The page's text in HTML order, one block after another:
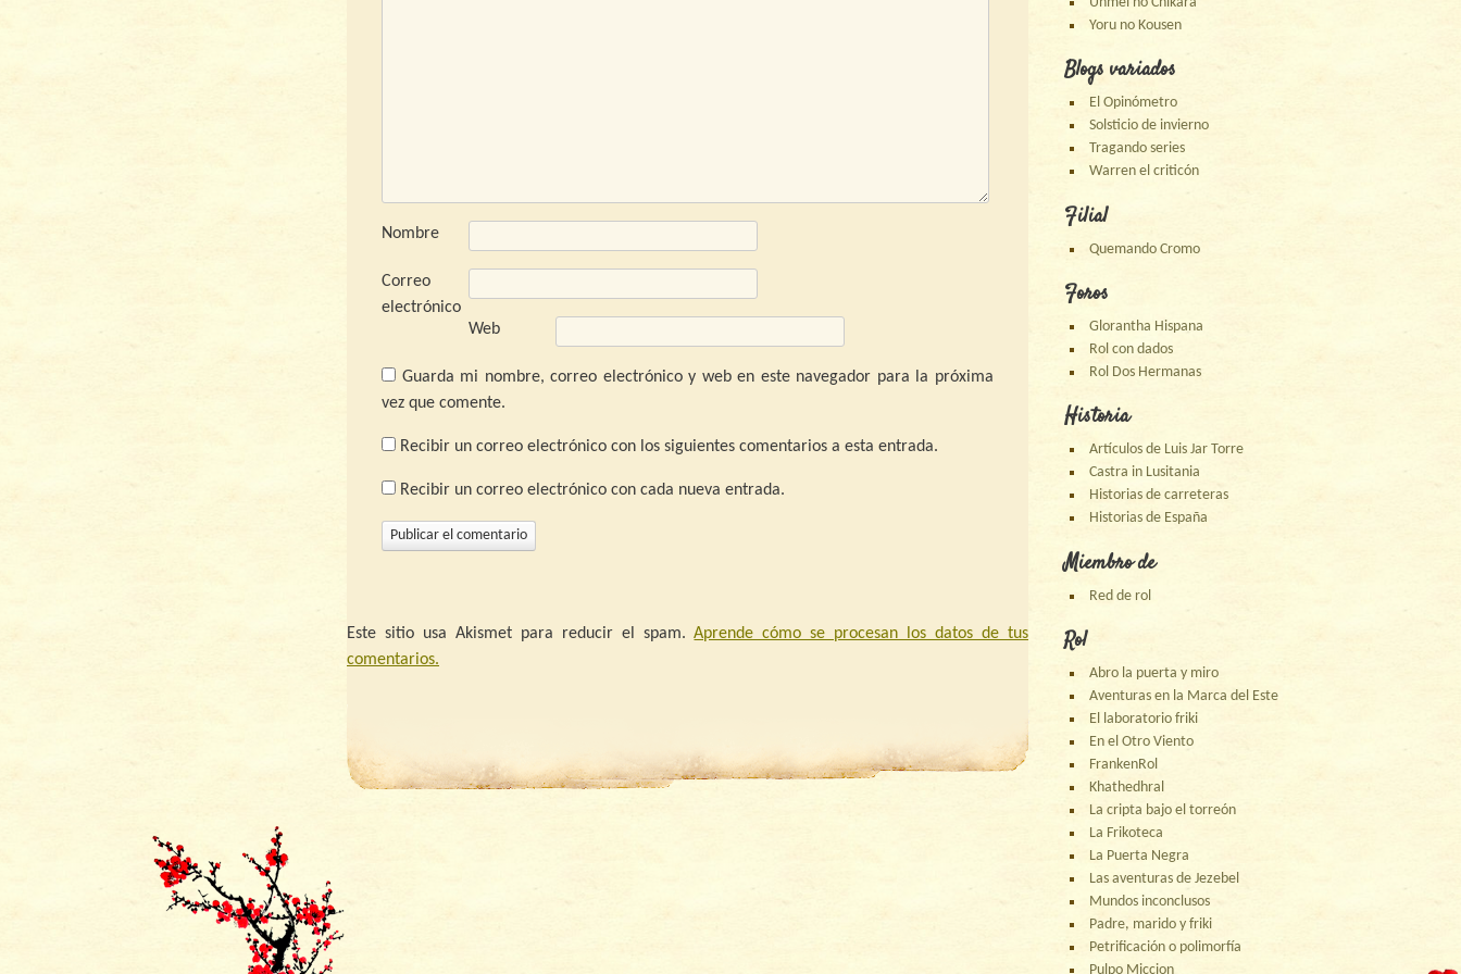
Nombre
Correo
electrónico
Web
Guarda mi nombre, correo electrónico y web en este navegador para la próxima
vez que comente.
Recibir un correo electrónico con los siguientes comentarios a esta entrada.
Recibir un correo electrónico con cada nueva entrada.
Este sitio usa Akismet para reducir el spam.Aprende cómo se procesan los datos de tus
comentarios.
Yoru no Kousen
Blogs variados
El Opinómetro
Solsticio de invierno
Tragando series
Warren el criticón
Filial
Quemando Cromo
Foros
Glorantha Hispana
Rol con dados
Rol Dos Hermanas
Historia
Artículos de Luis Jar Torre
Castra in Lusitania
Historias de carreteras
Historias de España
Miembro de
Red de rol
Rol
Abro la puerta y miro
Aventuras en la Marca del Este
El laboratorio friki
En el Otro Viento
FrankenRol
Khathedhral
La cripta bajo el torreón
La Frikoteca
La Puerta Negra
Las aventuras de Jezebel
Mundos inconclusos
Padre, marido y friki
Petrificación o polimorfía
Pulpo Miccion